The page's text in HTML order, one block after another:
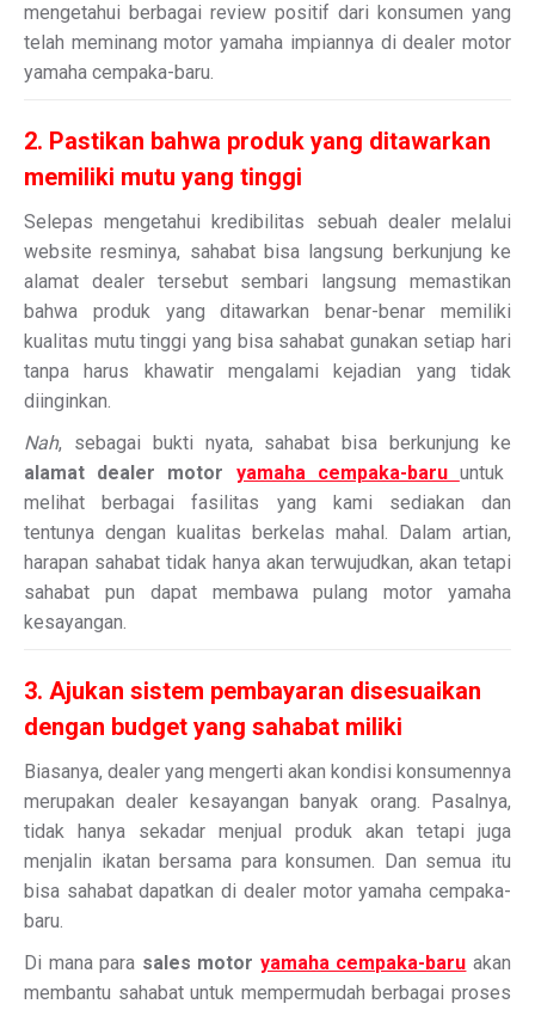
mengetahui berbagai review positif dari konsumen yang
telah meminang motor yamaha impiannya di dealer motor
yamaha cempaka-baru.
2. Pastikan bahwa produk yang ditawarkan
memiliki mutu yang tinggi
Selepas mengetahui kredibilitas sebuah dealer melalui
website resminya, sahabat bisa langsung berkunjung ke
alamat dealer tersebut sembari langsung memastikan
bahwa produk yang ditawarkan benar-benar memiliki
kualitas mutu tinggi yang bisa sahabat gunakan setiap hari
tanpa harus khawatir mengalami kejadian yang tidak
diinginkan.
Nah, sebagai bukti nyata, sahabat bisa berkunjung ke
alamat dealer motor yamaha cempaka-baru untuk
melihat berbagai fasilitas yang kami sediakan dan
tentunya dengan kualitas berkelas mahal. Dalam artian,
harapan sahabat tidak hanya akan terwujudkan, akan tetapi
sahabat pun dapat membawa pulang motor yamaha
kesayangan.
3. Ajukan sistem pembayaran disesuaikan
dengan budget yang sahabat miliki
Biasanya, dealer yang mengerti akan kondisi konsumennya
merupakan dealer kesayangan banyak orang. Pasalnya,
tidak hanya sekadar menjual produk akan tetapi juga
menjalin ikatan bersama para konsumen. Dan semua itu
bisa sahabat dapatkan di dealer motor yamaha cempaka-
baru.
Di mana para sales motor yamaha cempaka-baru akan
membantu sahabat untuk mempermudah berbagai proses